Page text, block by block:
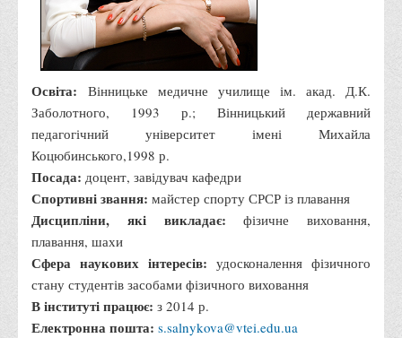
Правила поведінки у разі виявлення вибухонебезпечних
предметів
Протидія торгівлі людьми
Дії населення в умовах надзвичайних ситуацій воєнного
характеру
Правила безпечної поведінки учасників освітнього процесу в
умовах війни
Що можна і не можна знімати, показувати під час війни
Контакти державних та громадських організацій, які
допомагають тим, хто пережили сексуальне насильство,
пов'язане з конфліктом та їх родинам у Вінницькій області
10 точних фактів про наркотики. З’ясуй правду про
наркотики. Врятуй чиєсь життя
Освіта: Вінницьке медичне училище ім. акад. Д.К.
Заболотного, 1993 р.; Вінницький державний
педагогічний університет імені Михайла
Коцюбинського,1998 р.
Посада: доцент, завідувач кафедри
Спортивні звання: майстер спорту СРСР із плавання
Дисципліни, які викладає: фізичне виховання,
плавання, шахи
Сфера наукових інтересів: удосконалення фізичного
стану студентів засобами фізичного виховання
В інституті працює: з 2014 р.
Електронна пошта: s.salnykova@vtei.edu.ua